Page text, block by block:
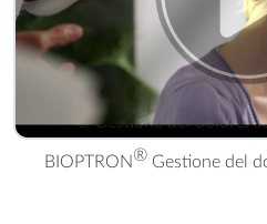
® Gestione del dolore:
BIOPTRON® Gestione del